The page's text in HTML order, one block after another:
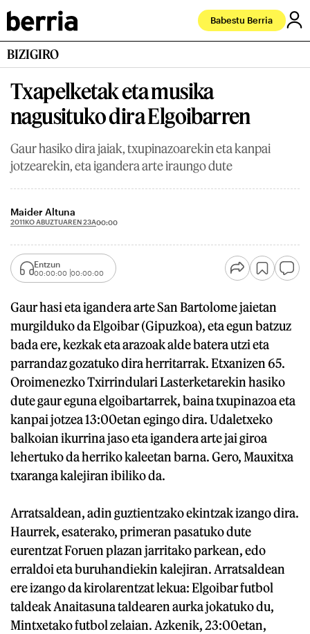
Babestu Berria
BIZIGIRO
Txapelketak eta musika
nagusituko dira Elgoibarren
Gaur hasiko dira jaiak, txupinazoarekin eta kanpai
jotzearekin, eta igandera arte iraungo dute
Maider Altuna
2011KO ABUZTUAREN 23A00:00
Entzun
00:00:00 00:00:00
Gaur hasi eta igandera arte San Bartolome jaietan
murgilduko da Elgoibar (Gipuzkoa), eta egun batzuz
bada ere, kezkak eta arazoak alde batera utzi eta
parrandaz gozatuko dira herritarrak. Etxanizen 65.
Oroimenezko Txirrindulari Lasterketarekin hasiko
dute gaur eguna elgoibartarrek, baina txupinazoa eta
kanpai jotzea 13:00etan egingo dira. Udaletxeko
balkoian ikurrina jaso eta igandera arte jai giroa
lehertuko da herriko kaleetan barna. Gero, Mauxitxa
txaranga kalejiran ibiliko da.
Arratsaldean, adin guztientzako ekintzak izango dira.
Haurrek, esaterako, primeran pasatuko dute
eurentzat Foruen plazan jarritako parkean, edo
erraldoi eta buruhandiekin kalejiran. Arratsaldean
ere izango da kirolarentzat lekua: Elgoibar futbol
taldeak Anaitasuna taldearen aurka jokatuko du,
Mintxetako futbol zelaian. Azkenik, 23:00etan,